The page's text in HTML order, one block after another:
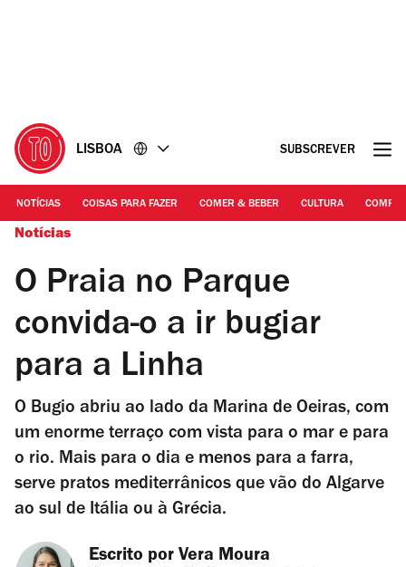
LISBOA SUBSCREVER
NOTÍCIAS COISAS PARA FAZER COMER & BEBER CULTURA
Notícias
O Praia no Parque
convida-o a ir bugiar
para a Linha
O Bugio abriu ao lado da Marina de Oeiras, com
um enorme terraço com vista para o mar e para
o rio. Mais para o dia e menos para a farra,
serve pratos mediterrânicos que vão do Algarve
ao sul de Itália ou à Grécia.
Escrito por Vera Moura